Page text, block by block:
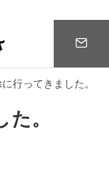
行ってきました。
。